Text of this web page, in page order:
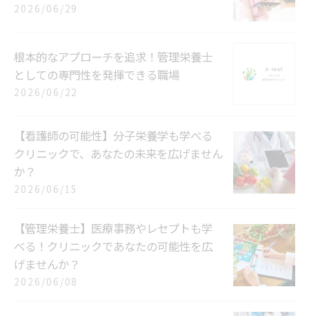
2026/06/29
根本的なアプローチを追求！管理栄養士
としての専門性を発揮できる職場
2026/06/22
【看護師の可能性】分子栄養学も学べる
クリニックで、あなたの未来を広げません
か？
2026/06/15
【管理栄養士】医療事務やレセプトも学
べる！クリニックであなたの可能性を広
げませんか？
2026/06/08